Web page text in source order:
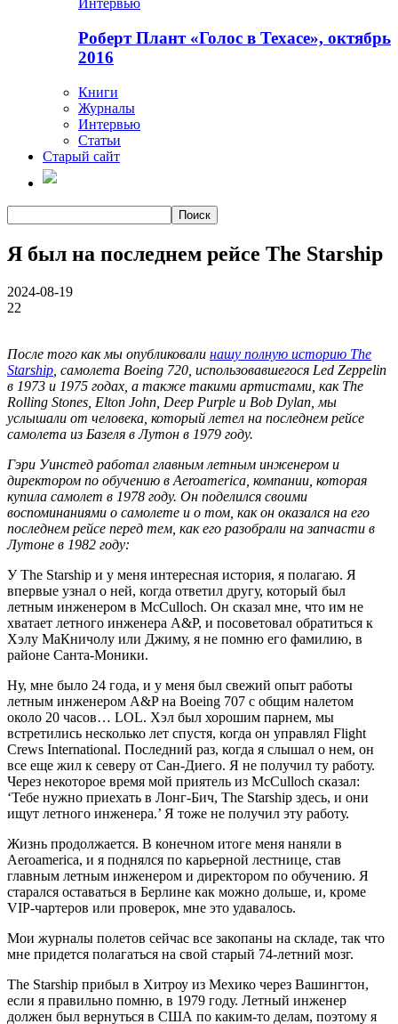
Интервью
Роберт Плант «Голос в Техасе», октябрь
2016
Книги
Журналы
Интервью
Статьи
Старый сайт
Я был на последнем рейсе The Starship
2024-08-19
22
После того как мы опубликовали нашу полную историю The
Starship , самолета Boeing 720, использовавшегося Led Zeppelin
в 1973 и 1975 годах, а также такими артистами, как The
Rolling Stones, Elton John, Deep Purple и Bob Dylan, мы
услышали от человека, который летел на последнем рейсе
самолета из Базеля в Лутон в 1979 году.
Гэри Уинстед работал главным летным инженером и
директором по обучению в Aeroamerica, компании, которая
купила самолет в 1978 году. Он поделился своими
воспоминаниями о самолете и о том, как он оказался на его
последнем рейсе перед тем, как его разобрали на запчасти в
Лутоне в 1982 году:
У The Starship и у меня интересная история, я полагаю. Я
впервые узнал о ней, когда ответил другу, который был
летным инженером в McCulloch. Он сказал мне, что им не
хватает летного инженера A&P, и посоветовал обратиться к
Хэлу МаКничолу или Джиму, я не помню его фамилию, в
районе Санта-Моники.
Ну, мне было 24 года, и у меня был свежий опыт работы
летным инженером A&P на Boeing 707 с общим налетом
около 20 часов… LOL. Хэл был хорошим парнем, мы
встретились несколько лет спустя, когда он управлял Flight
Crews International. Последний раз, когда я слышал о нем, он
все еще жил к северу от Сан-Диего. Я не получил ту работу.
Через некоторое время мой приятель из McCulloch сказал:
‘Тебе нужно приехать в Лонг-Бич, The Starship здесь, и они
ищут летного инженера.’ Я тоже не получил эту работу.
Жизнь продолжается. В конечном итоге меня наняли в
Aeroamerica, и я поднялся по карьерной лестнице, став
главным летным инженером и директором по обучению. Я
старался оставаться в Берлине как можно дольше, и, кроме
VIP-чартеров или проверок, мне это удавалось.
Мои журналы полетов сейчас все закопаны на складе, так что
мне придется полагаться на свой старый 74-летний мозг.
The Starship прибыл в Хитроу из Мехико через Вашингтон,
если я правильно помню, в 1979 году. Летный инженер
должен был вернуться в США по каким-то делам, поэтому я